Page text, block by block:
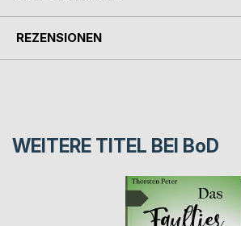
REZENSIONEN
WEITERE TITEL BEI BoD